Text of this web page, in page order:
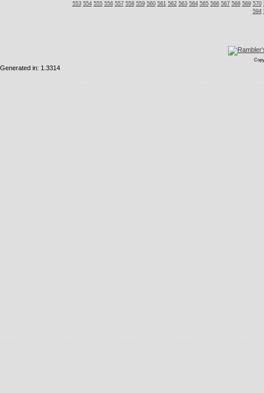
553 554 555 556 557 558 559 560 561 562 563 564 565 566 567 568 569 570
594
Generated in: 1.3314